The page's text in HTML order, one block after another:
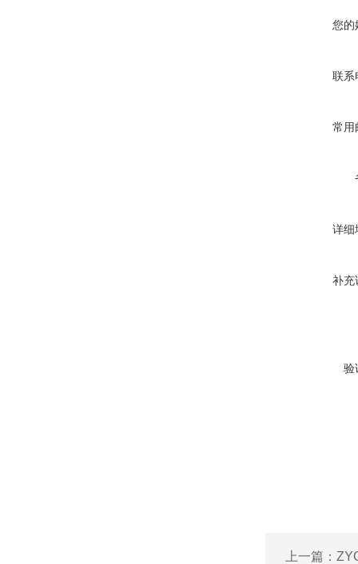
您的
联系
常用
详细
补充
验
上一篇：